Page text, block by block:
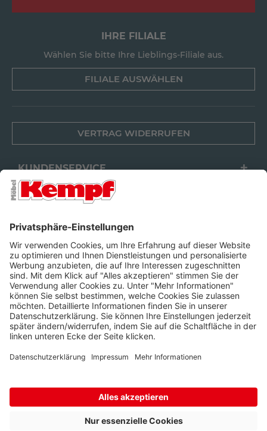
IHRE FILIALE
Wählen Sie bitte Ihre Lieblings-Filiale aus.
FILIALE AUSWÄHLEN
VERTRAG WIDERRUFEN
KUNDENSERVICE
FILIALEN
FOLGEN SIE UNS
Barrierefreiheit Cookie-Einstellungen Widerrufsrecht
Nachnahmegebühren, wenn nicht anders beschrieben.
* Wir nutzen Trusted Shops als unabhängigen Dienstleister für die
Einholung von Bewertungen. Trusted Shops hat Maßnahmen
getroffen, um sicherzustellen, dass es sich um echte